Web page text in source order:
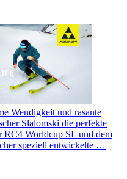
Wendigkeit und rasante
Slalomski die perfekte
Worldcup SL und dem
speziell entwickelte …